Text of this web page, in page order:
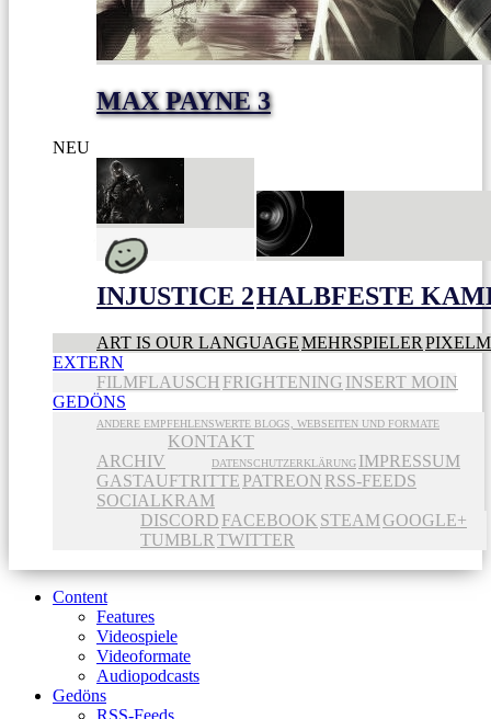
MAX PAYNE 3
NEU
INJUSTICE 2HALBFESTE
ART IS OUR LANGUAGEMEHRSPIELER
EXTERN
FILMFLAUSCH FRIGHTENING INSERT MOIN
GEDÖNS
ANDERE EMPFEHLENSWERTE BLOGS, WEBSEITEN UND FORMATE
ARCHIV
KONTAKT
DATENSCHUTZERKLÄRUNG IMPRESSUM
GASTAUFTRITTE PATREON RSS-FEEDS
SOCIALKRAM
DISCORD FACEBOOK STEAMGOOGLE+
TUMBLR TWITTER
Content
Features
Videospiele
Videoformate
Audiopodcasts
Gedöns